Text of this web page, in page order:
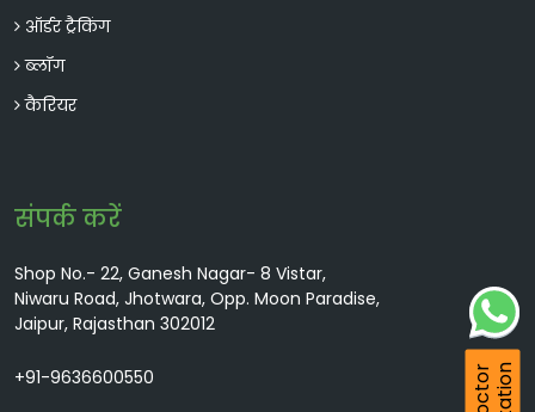
ऑर्डर ट्रैकिंग
ब्लॉग
कैरियर
संपर्क करें
Shop No.- 22, Ganesh Nagar- 8 Vistar,
Niwaru Road, Jhotwara, Opp. Moon Paradise,
Jaipur, Rajasthan 302012
+91-9636600550